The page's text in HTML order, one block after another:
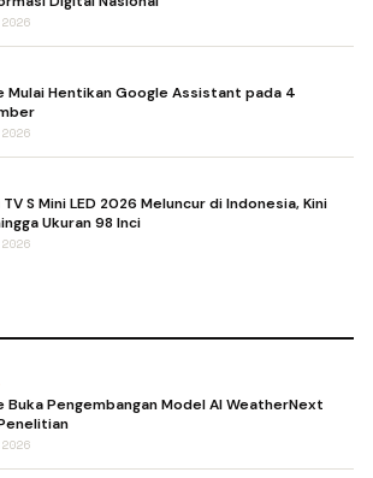
Mulai Hentikan Google Assistant pada 4
S Mini LED 2026 Meluncur di Indonesia, Kini
Ukuran 98 Inci
Buka Pengembangan Model AI WeatherNext